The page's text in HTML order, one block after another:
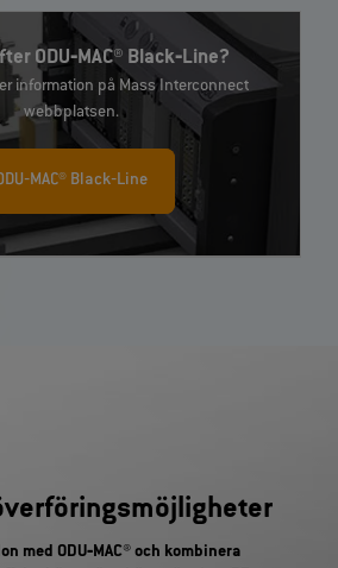
ODU‐MAC® Black‐Line?
information på Mass Interconnect
webbplatsen.
Black‐Line
med ODU‐MAC® och kombinera